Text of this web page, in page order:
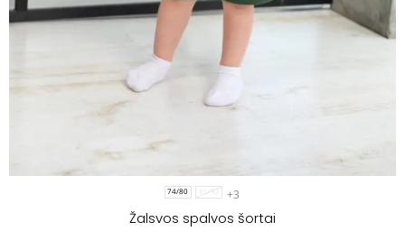
74/80 86/92 +3
Žalsvos spalvos šortai